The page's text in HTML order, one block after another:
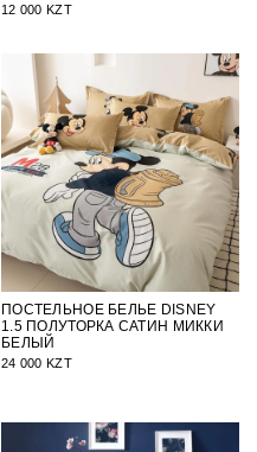
12 000 KZT
ПОСТЕЛЬНОЕ БЕЛЬЕ DISNEY
1.5 ПОЛУТОРКА САТИН МИККИ
БЕЛЫЙ
24 000 KZT